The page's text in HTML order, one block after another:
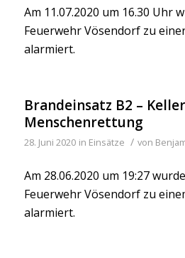
Am 11.07.2020 um 16.30 Uhr
Feuerwehr Vösendorf zu
alarmiert.
Brandeinsatz B2 –
Menschenrettung
28. Juni 2020 in Einsätze / von
Am 28.06.2020 um 19:27
Feuerwehr Vösendorf zu
alarmiert.